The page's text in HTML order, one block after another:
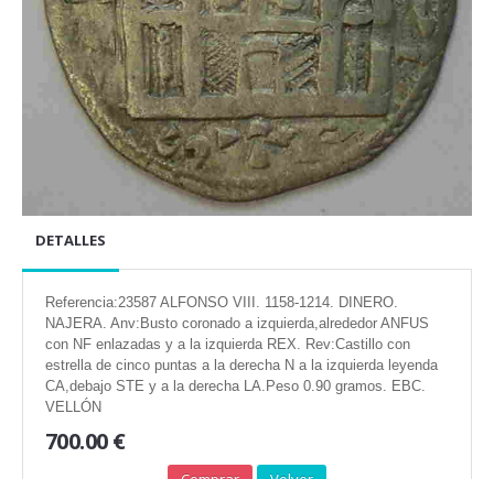
DETALLES
Referencia:23587 ALFONSO VIII. 1158-1214. DINERO.
NAJERA. Anv:Busto coronado a izquierda,alrededor ANFUS
con NF enlazadas y a la izquierda REX. Rev:Castillo con
estrella de cinco puntas a la derecha N a la izquierda leyenda
CA,debajo STE y a la derecha LA.Peso 0.90 gramos. EBC.
VELLÓN
700.00 €